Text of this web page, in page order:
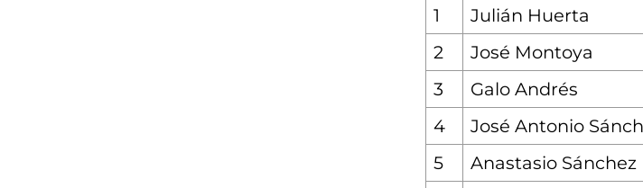
1
Julián Huerta
2
José Montoya
3
Galo Andrés
4
José Antonio
5
Anastasio Sánchez